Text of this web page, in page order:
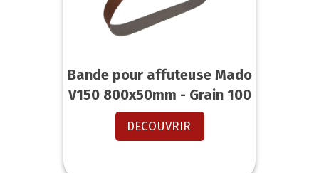
Bande pour affuteuse Mado
V150 800x50mm - Grain 100
DECOUVRIR